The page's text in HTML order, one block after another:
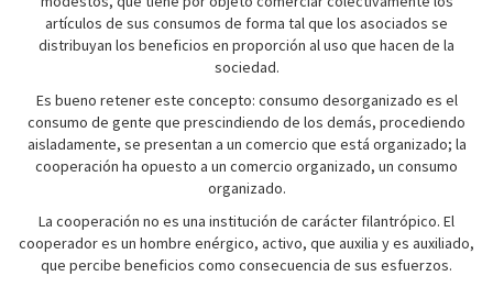
artículos de sus consumos de forma tal que los asociados se
distribuyan los beneficios en proporción al uso que hacen de la
sociedad.
Es bueno retener este concepto: consumo desorganizado es el
consumo de gente que prescindiendo de los demás, procediendo
aisladamente, se presentan a un comercio que está organizado; la
cooperación ha opuesto a un comercio organizado, un consumo
organizado.
La cooperación no es una institución de carácter filantrópico. El
cooperador es un hombre enérgico, activo, que auxilia y es auxiliado,
que percibe beneficios como consecuencia de sus esfuerzos.